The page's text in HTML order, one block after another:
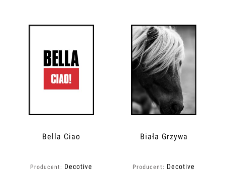
Bella Ciao
Producent: Decotive
Biała Grzywa
Producent: Decotive